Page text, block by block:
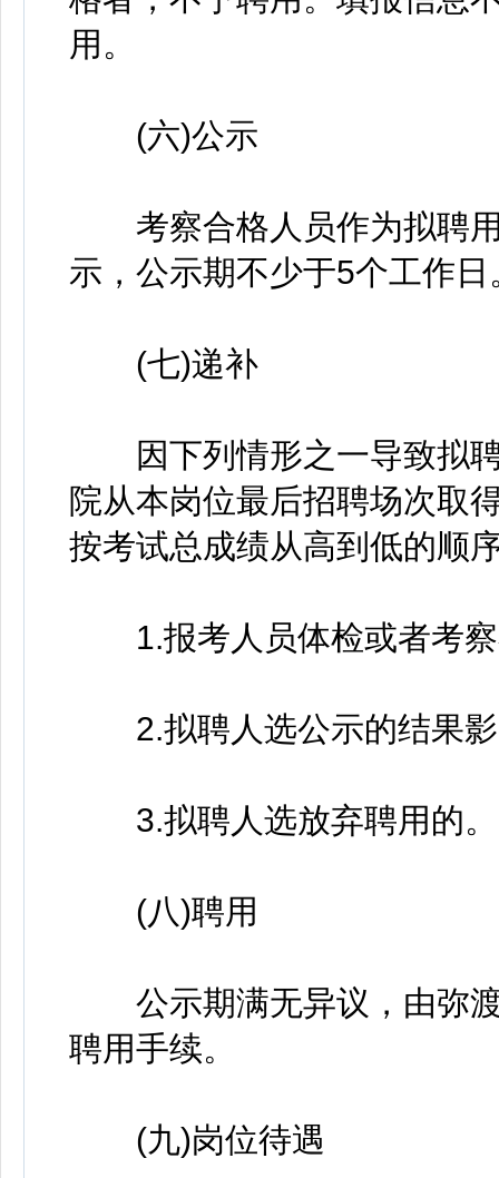
用。
(六)公示
考察合格人员作为拟聘用
示，公示期不少于5个工作日
(七)递补
因下列情形之一导致拟聘
院从本岗位最后招聘场次取
按考试总成绩从高到低的顺
1.报考人员体检或者考察
2.拟聘人选公示的结果影
3.拟聘人选放弃聘用的。
(八)聘用
公示期满无异议，由弥渡
聘用手续。
(九)岗位待遇